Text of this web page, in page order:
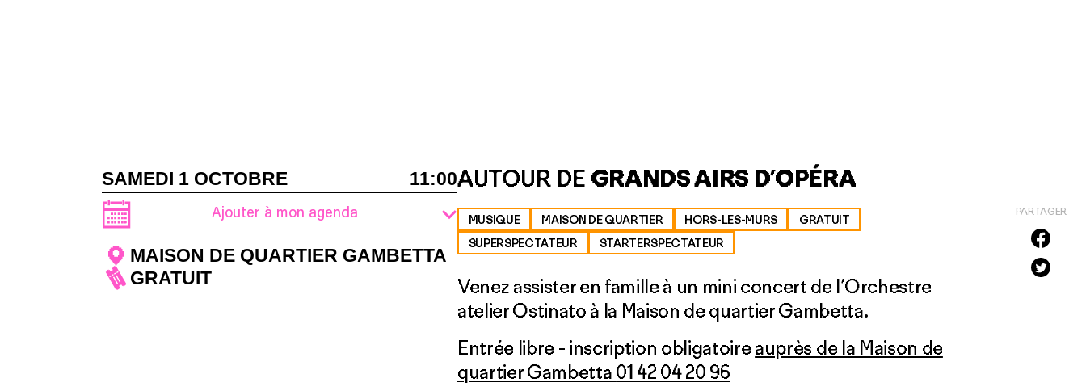
PARTAGER
SAMEDI 1 OCTOBRE 11:00
Ajouter à mon agenda
MAISON DE QUARTIER GAMBETTA
GRATUIT
AUTOUR DE GRANDS AIRS D’OPÉRA
MUSIQUE MAISON DE QUARTIER HORS-LES-MURS
GRATUIT
SUPERSPECTATEUR
STARTERSPECTATEUR
Venez assister en famille à un mini concert de l’Orchestre
atelier Ostinato à la Maison de quartier Gambetta.
Entrée libre - inscription obligatoire auprès de la Maison de
quartier Gambetta 01 42 04 20 96